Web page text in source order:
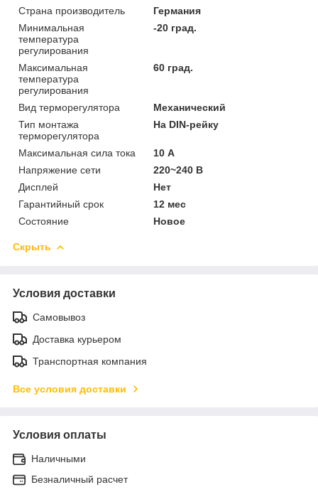
Страна производитель
Германия
Минимальная
температура
регулирования
-20 град.
Максимальная
температура
регулирования
60 град.
Вид терморегулятора
Механический
Тип монтажа
терморегулятора
На DIN-рейку
Максимальная сила тока
10 А
Напряжение сети
220~240 В
Дисплей
Нет
Гарантийный срок
12 мес
Состояние
Новое
Скрыть
Условия доставки
Самовывоз
Доставка курьером
Транспортная компания
Все условия доставки
Условия оплаты
Наличными
Безналичный расчет